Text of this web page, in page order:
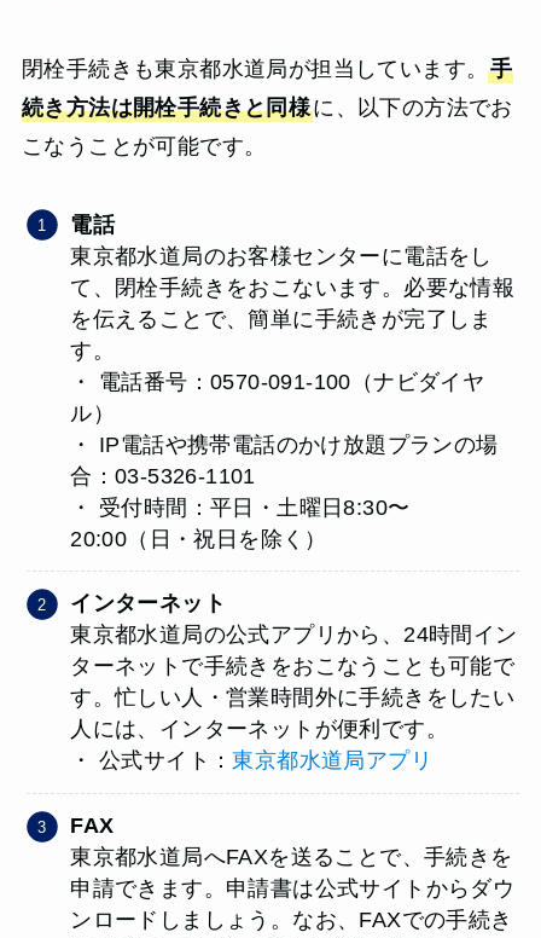
閉栓手続きも東京都水道局が担当しています。手
続き方法は開栓手続きと同様に、以下の方法でお
こなうことが可能です。
電話
東京都水道局のお客様センターに電話をし
て、閉栓手続きをおこないます。必要な情報
を伝えることで、簡単に手続きが完了しま
す。
・ 電話番号：0570-091-100（ナビダイヤ
ル）
・ IP電話や携帯電話のかけ放題プランの場
合：03-5326-1101
・ 受付時間：平日・土曜日8:30〜
20:00（日・祝日を除く）
インターネット
東京都水道局の公式アプリから、24時間イン
ターネットで手続きをおこなうことも可能で
す。忙しい人・営業時間外に手続きをしたい
人には、インターネットが便利です。
・ 公式サイト：東京都水道局アプリ
FAX
東京都水道局へFAXを送ることで、手続きを
申請できます。申請書は公式サイトからダウ
ンロードしましょう。なお、FAXでの手続き